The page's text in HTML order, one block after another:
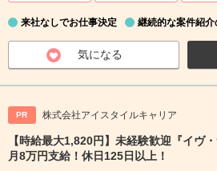
来社なしでお仕事決定 継続的な案件紹介
気になる
PR 株式会社アイスタイルキャリア
【時給最大1,820円】未経験歓迎『イヴ
月8万円支給！休日125日以上！